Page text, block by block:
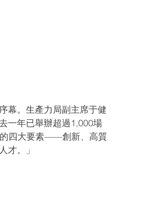
幕。生產力局副主席于健
一年已舉辦超過1,000場
的四大要素——創新、高質
才。」